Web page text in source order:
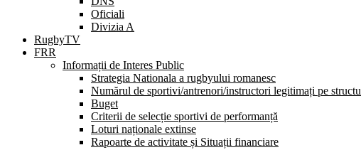
Oficiali
Divizia A
RugbyTV
FRR
Informații de Interes Public
Strategia Nationala a rugbyului romanesc
Numărul de sportivi/antrenori/instructori legitimați pe
Buget
Criterii de selecție sportivi de performanță
Loturi naționale extinse
Rapoarte de activitate și Situații financiare